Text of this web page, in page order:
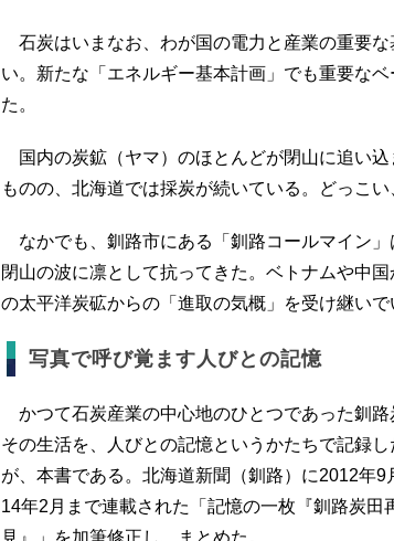
石炭はいまなお、わが国の電力と産業の重要
い。新たな「エネルギー基本計画」でも重要な
た。
国内の炭鉱（ヤマ）のほとんどが閉山に追い
ものの、北海道では採炭が続いている。どっこい
なかでも、釧路市にある「釧路コールマイン」
閉山の波に凛として抗ってきた。ベトナムや中
の太平洋炭砿からの「進取の気概」を受け継いで
写真で呼び覚ます人びとの記憶
かつて石炭産業の中心地のひとつであった釧路
その生活を、人びとの記憶というかたちで記録し
が、本書である。北海道新聞（釧路）に2012年9
14年2月まで連載された「記憶の一枚『釧路炭田
見』」を加筆修正し、まとめた。